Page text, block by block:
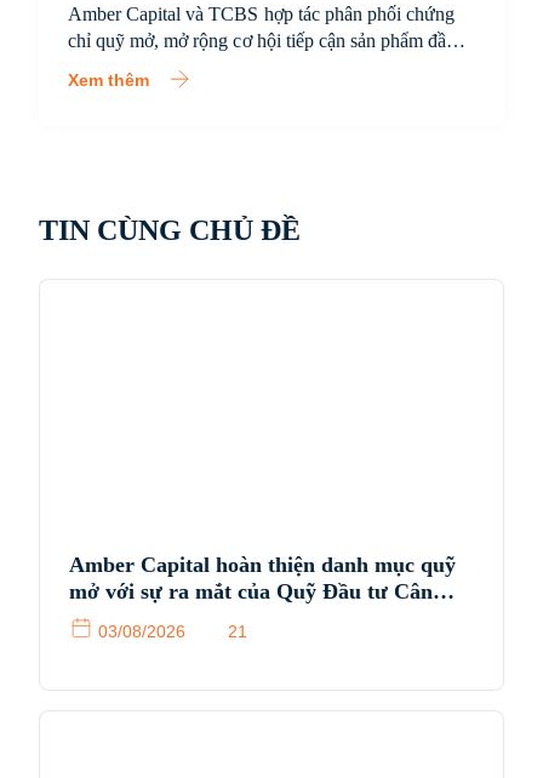
Amber Capital và TCBS hợp tác phân phối chứng
chỉ quỹ mở, mở rộng cơ hội tiếp cận sản phẩm đầu
tư chuyên nghiệp cho nhà đầu tư Việt Nam
Xem thêm
TIN CÙNG CHỦ ĐỀ
Amber Capital hoàn thiện danh mục quỹ
mở với sự ra mắt của Quỹ Đầu tư Cân
bằng Amber (ABIF)
03/08/2026 21